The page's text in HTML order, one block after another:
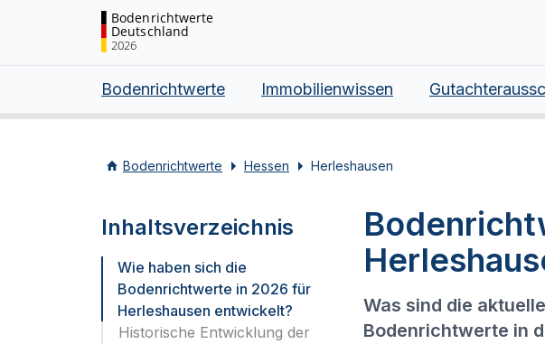
Bodenrichtwerte
Deutschland
2026
Bodenrichtwerte Immobilienwissen
Bodenrichtwerte Hessen Herleshausen
Inhaltsverzeichnis
Wie haben sich die
Bodenrichtwerte in 2026 für
Herleshausen entwickelt?
Historische Entwicklung der
Was sind die
Bodenrichtwerte in